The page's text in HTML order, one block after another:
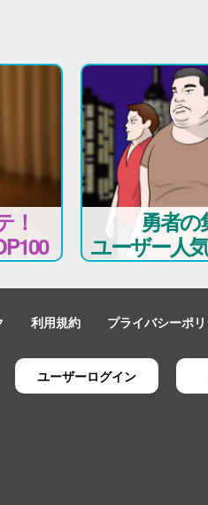
！
勇者の
ユーザー人
利用規約 プライバシーポ
ユーザーログイン